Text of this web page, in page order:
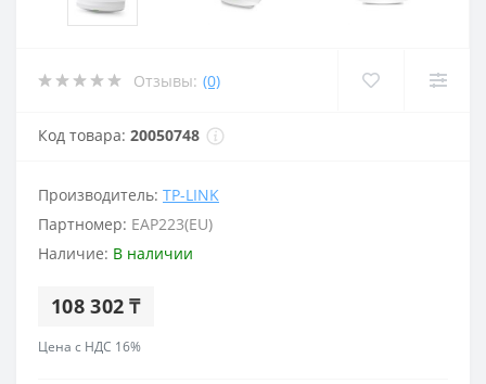
Отзывы: (0)
Код товара: 20050748
Производитель: TP-LINK
Партномер: EAP223(EU)
Наличие: В наличии
108 302 ₸
Цена с НДС 16%